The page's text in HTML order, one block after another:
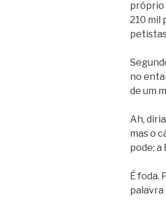
próprio
210 mil
no
de um
Ah,
mas o
pode: a
É foda.
palavra